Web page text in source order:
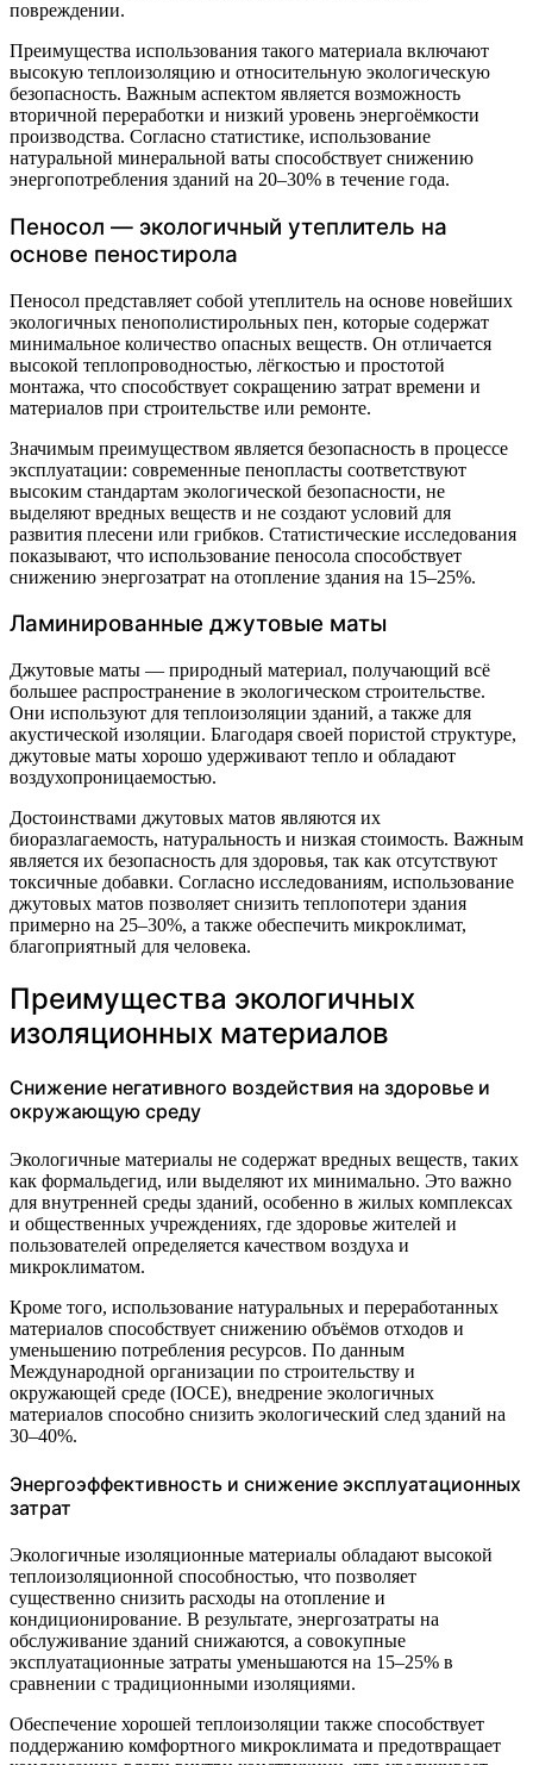
повреждении.
Преимущества использования такого материала включают
высокую теплоизоляцию и относительную экологическую
безопасность. Важным аспектом является возможность
вторичной переработки и низкий уровень энергоёмкости
производства. Согласно статистике, использование
натуральной минеральной ваты способствует снижению
энергопотребления зданий на 20–30% в течение года.
Пеносол — экологичный утеплитель на
основе пеностирола
Пеносол представляет собой утеплитель на основе новейших
экологичных пенополистирольных пен, которые содержат
минимальное количество опасных веществ. Он отличается
высокой теплопроводностью, лёгкостью и простотой
монтажа, что способствует сокращению затрат времени и
материалов при строительстве или ремонте.
Значимым преимуществом является безопасность в процессе
эксплуатации: современные пенопласты соответствуют
высоким стандартам экологической безопасности, не
выделяют вредных веществ и не создают условий для
развития плесени или грибков. Статистические исследования
показывают, что использование пеносола способствует
снижению энергозатрат на отопление здания на 15–25%.
Ламинированные джутовые маты
Джутовые маты — природный материал, получающий всё
большее распространение в экологическом строительстве.
Они используют для теплоизоляции зданий, а также для
акустической изоляции. Благодаря своей пористой структуре,
джутовые маты хорошо удерживают тепло и обладают
воздухопроницаемостью.
Достоинствами джутовых матов являются их
биоразлагаемость, натуральность и низкая стоимость. Важным
является их безопасность для здоровья, так как отсутствуют
токсичные добавки. Согласно исследованиям, использование
джутовых матов позволяет снизить теплопотери здания
примерно на 25–30%, а также обеспечить микроклимат,
благоприятный для человека.
Преимущества экологичных
изоляционных материалов
Снижение негативного воздействия на здоровье и
окружающую среду
Экологичные материалы не содержат вредных веществ, таких
как формальдегид, или выделяют их минимально. Это важно
для внутренней среды зданий, особенно в жилых комплексах
и общественных учреждениях, где здоровье жителей и
пользователей определяется качеством воздуха и
микроклиматом.
Кроме того, использование натуральных и переработанных
материалов способствует снижению объёмов отходов и
уменьшению потребления ресурсов. По данным
Международной организации по строительству и
окружающей среде (IOCE), внедрение экологичных
материалов способно снизить экологический след зданий на
30–40%.
Энергоэффективность и снижение эксплуатационных
затрат
Экологичные изоляционные материалы обладают высокой
теплоизоляционной способностью, что позволяет
существенно снизить расходы на отопление и
кондиционирование. В результате, энергозатраты на
обслуживание зданий снижаются, а совокупные
эксплуатационные затраты уменьшаются на 15–25% в
сравнении с традиционными изоляциями.
Обеспечение хорошей теплоизоляции также способствует
поддержанию комфортного микроклимата и предотвращает